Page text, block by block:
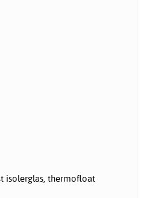
isolerglas, thermofloat